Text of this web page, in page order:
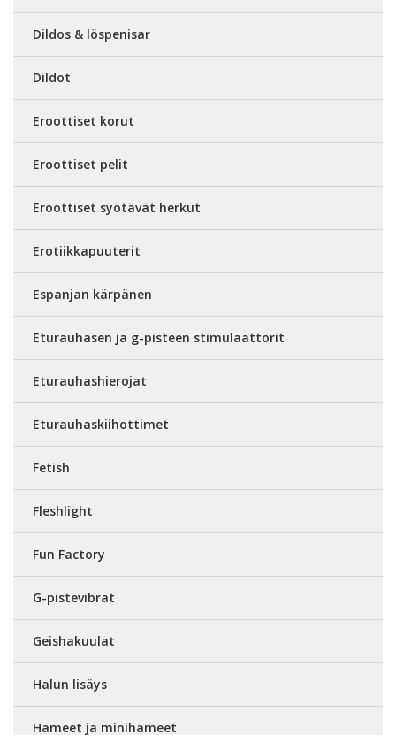
Dildos & löspenisar
Dildot
Eroottiset korut
Eroottiset pelit
Eroottiset syötävät herkut
Erotiikkapuuterit
Espanjan kärpänen
Eturauhasen ja g-pisteen stimulaattorit
Eturauhashierojat
Eturauhaskiihottimet
Fetish
Fleshlight
Fun Factory
G-pistevibrat
Geishakuulat
Halun lisäys
Hameet ja minihameet